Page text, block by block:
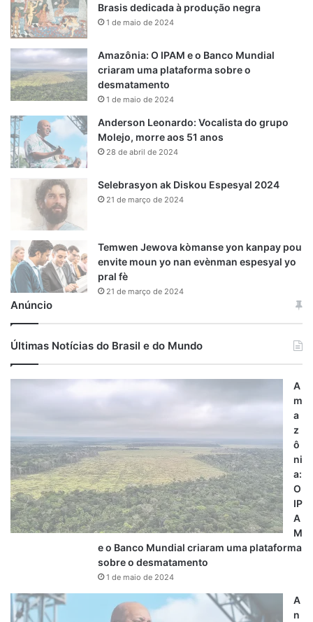
Brasis dedicada à produção negra
1 de maio de 2024
Amazônia: O IPAM e o Banco Mundial
criaram uma plataforma sobre o
desmatamento
1 de maio de 2024
Anderson Leonardo: Vocalista do grupo
Molejo, morre aos 51 anos
28 de abril de 2024
Selebrasyon ak Diskou Espesyal 2024
21 de março de 2024
Temwen Jewova kòmanse yon kanpay pou
envite moun yo nan evènman espesyal yo
pral fè
21 de março de 2024
Anúncio
Últimas Notícias do Brasil e do Mundo
A
m
a
z
ô
ni
a:
O
IP
A
M
e o Banco Mundial criaram uma plataforma
sobre o desmatamento
1 de maio de 2024
A
n